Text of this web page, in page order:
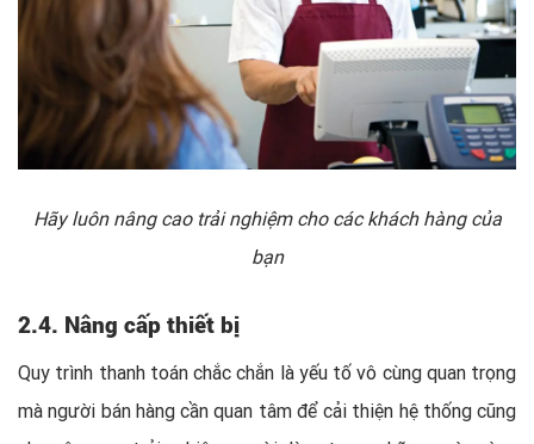
Hãy luôn nâng cao trải nghiệm cho các khách hàng của
bạn
2.4. Nâng cấp thiết bị
Quy trình thanh toán chắc chắn là yếu tố vô cùng quan trọng
mà người bán hàng cần quan tâm để cải thiện hệ thống cũng